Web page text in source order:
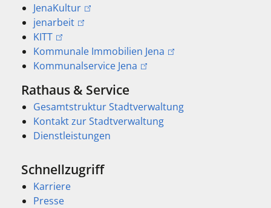
JenaKultur
jenarbeit
KITT
Kommunale Immobilien Jena
Kommunalservice Jena
Rathaus & Service
Gesamtstruktur Stadtverwaltung
Kontakt zur Stadtverwaltung
Dienstleistungen
Schnellzugriff
Karriere
Presse